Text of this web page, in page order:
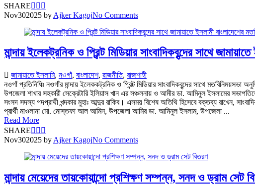
SHARE
Nov302025 by Ajker KagojNo Comments
মান্দায় ইলেকট্রনিক ও প্রিন্ট মিডিয়ার সাংবাদিকবৃন্দের সাথে
জামায়াতে ইসলামি, নওগাঁ, বাংলাদেশ, রাজনীতি, রাজশাহী
নওগাঁ প্রতিনিধিঃ নওগাঁর মান্দায় ইলেককট্রনিক ও প্রিন্ট মিডিয়ার সাংবাদিকবৃন্দের সাথে মতবিনিময়সভা
উপজেলা শাখার সহকারী সেক্রেটারি ইলিয়াস খান এর সঞ্চলনায় ও আমীর ডা. আমিনুল ইসলামের
সংসদ সদস্য পদপ্রার্থী খন্দকার মুহাঃ আব্দুর রাকিব। এসময় বিশেষ অতিথি হিসেবে বক্তব্য রাখেন,
প্রার্থী মাওলানা মো. মোস্তফা আল আমিন, উপজেলা আমির ডা. আমিনুল ইসলাম, উপজেলা ...
Read More
SHARE
Nov302025 by Ajker KagojNo Comments
মান্দায় মেয়েদের তায়কোয়ান্দো প্রশিক্ষণ সম্পন্ন, সনদ ও ড্রাম সেট